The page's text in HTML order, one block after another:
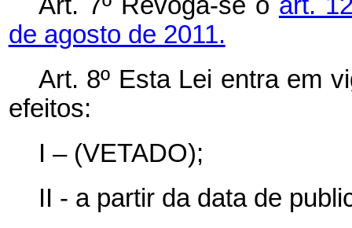
Art. 7º Revoga-se o art.
de agosto de 2011.
Art. 8º Esta Lei entra em
efeitos:
I – (VETADO);
II - a partir da data de